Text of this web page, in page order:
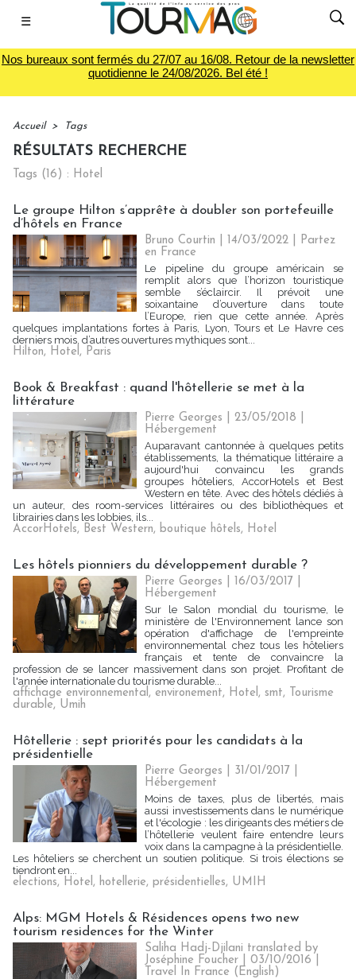
☰
Nos bureaux sont fermés du 27/07 au 16/08. Retour de la newsletter
quotidienne le 24/08/2026. Bel été !
Accueil > Tags
RÉSULTATS RECHERCHE
Tags (16) : Hotel
Le groupe Hilton s’apprête à doubler son portefeuille
d’hôtels en France
Bruno Courtin | 14/03/2022
Partez
en France
Le pipeline du groupe américain se
remplit alors que l’horizon touristique
semble s’éclaircir. Il prévoit une
soixantaine d’ouverture dans toute
l’Europe, rien que cette année. Après
quelques implantations fortes à Paris, Lyon, Tours et Le Havre ces
derniers mois, d’autres ouvertures mythiques sont...
Hilton, Hotel, Paris
Book & Breakfast : quand l'hôtellerie se met à la
littérature
Pierre Georges | 23/05/2018
Hébergement
Auparavant cantonnée à quelques petits
établissements, la thématique littéraire a
aujourd'hui convaincu les grands
groupes hôteliers, AccorHotels et Best
Western en tête. Avec des hôtels dédiés à
un auteur, des room-services littéraires ou des bibliothèques et
librairies dans les lobbies, ils...
AccorHotels, Best Western, boutique hôtels, Hotel
Les hôtels pionniers du développement durable ?
Pierre Georges | 16/03/2017
Hébergement
Sur le Salon mondial du tourisme, le
ministère de l'Environnement lance son
opération d'affichage de l'empreinte
environnemental chez tous les hôteliers
français et tente de convaincre la
profession de se lancer massivement dans son projet. Profitant de
l'année internationale du tourisme durable...
affichage environnemental, environement, Hotel, smt, Tourisme
durable, Umih
Hôtellerie : sept priorités pour les candidats à la
présidentielle
Pierre Georges | 31/01/2017
Hébergement
Moins de taxes, plus de libertés, mais
aussi investissements dans le numérique
et l'écologie : les dirigeants des métiers de
l’hôtellerie veulent faire entendre leurs
voix dans la campagne à la présidentielle.
Les hôteliers se cherchent un soutien politique. Si trois élections se
tiendront en...
elections, Hotel, hotellerie, présidentielles, UMIH
Alps: MGM Hotels & Résidences opens two new
tourism residences for the Winter
Saliha Hadj-Djilani translated by
Joséphine Foucher | 03/10/2016
Travel In France (English)